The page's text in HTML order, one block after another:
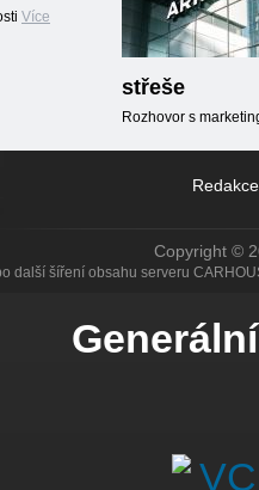
Více
střeše
Rozhovor s
Redakce
Copyright ©
další šíření obsahu serveru